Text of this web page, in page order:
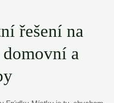
řešení na
a